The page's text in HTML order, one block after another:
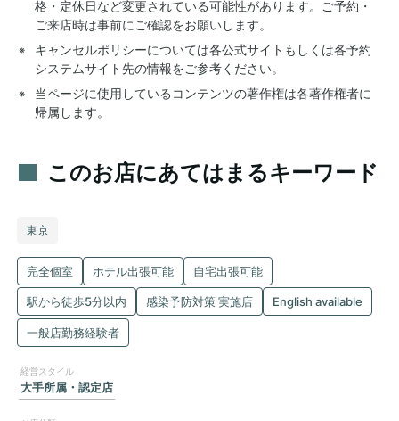
格・定休日など変更されている可能性があります。ご予約・
ご来店時は事前にご確認をお願いします。
キャンセルポリシーについては各公式サイトもしくは各予約
システムサイト先の情報をご参考ください。
当ページに使用しているコンテンツの著作権は各著作権者に
帰属します。
このお店にあてはまるキーワード
東京
完全個室 ホテル出張可能 自宅出張可能
駅から徒歩5分以内 感染予防対策 実施店 English available
一般店勤務経験者
大手所属・認定店